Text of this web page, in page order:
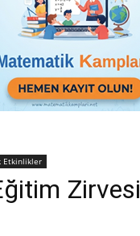
Etkinlikler
Zirvesi